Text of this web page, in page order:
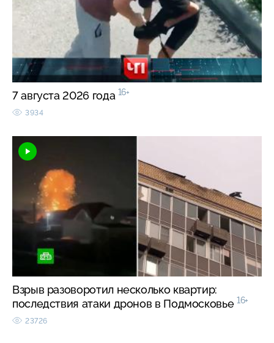
7 августа 2026 года 16+
3934
Взрыв разоворотил несколько квартир:
последствия атаки дронов в Подмосковье 16+
23726